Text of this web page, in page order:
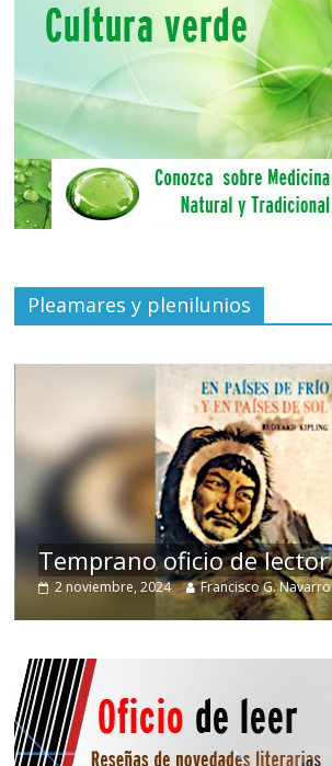
Pleamares y plenilunios
Temprano oficio de lector
2 noviembre, 2024 Francisco G. Navarro